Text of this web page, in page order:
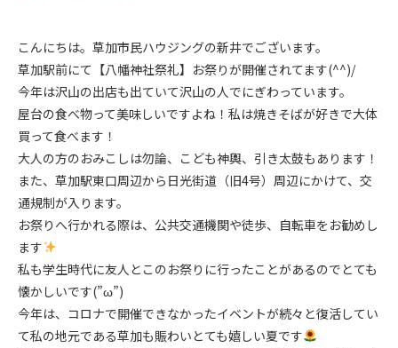
こんにちは。草加市民ハウジングの新井でございます。
草加駅前にて【八幡神社祭礼】お祭りが開催されてます(^^)/
今年は沢山の出店も出ていて沢山の人でにぎわっています。
屋台の食べ物って美味しいですよね！私は焼きそばが好きで大体
買って食べます！
大人の方のおみこしは勿論、こども神輿、引き太鼓もあります！
また、草加駅東口周辺から日光街道（旧4号）周辺にかけて、交
通規制が入ります。
お祭りへ行かれる際は、公共交通機関や徒歩、自転車をお勧めし
ます
私も学生時代に友人とこのお祭りに行ったことがあるのでとても
懐かしいです(”ω”)
今年は、コロナで開催できなかったイベントが続々と復活してい
て私の地元である草加も賑わいとても嬉しい夏です